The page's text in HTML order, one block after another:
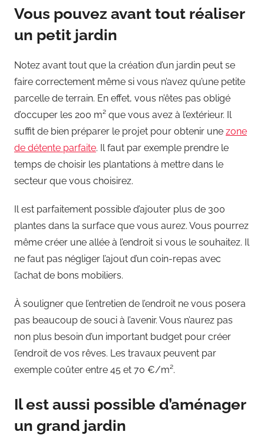
Vous pouvez avant tout réaliser
un petit jardin
Notez avant tout que la création d’un jardin peut se
faire correctement même si vous n’avez qu’une petite
parcelle de terrain. En effet, vous n’êtes pas obligé
d’occuper les 200 m² que vous avez à l’extérieur. Il
suffit de bien préparer le projet pour obtenir une zone
de détente parfaite. Il faut par exemple prendre le
temps de choisir les plantations à mettre dans le
secteur que vous choisirez.
Il est parfaitement possible d’ajouter plus de 300
plantes dans la surface que vous aurez. Vous pourrez
même créer une allée à l’endroit si vous le souhaitez. Il
ne faut pas négliger l’ajout d’un coin-repas avec
l’achat de bons mobiliers.
À souligner que l’entretien de l’endroit ne vous posera
pas beaucoup de souci à l’avenir. Vous n’aurez pas
non plus besoin d’un important budget pour créer
l’endroit de vos rêves. Les travaux peuvent par
exemple coûter entre 45 et 70 €/m².
Il est aussi possible d’aménager
un grand jardin